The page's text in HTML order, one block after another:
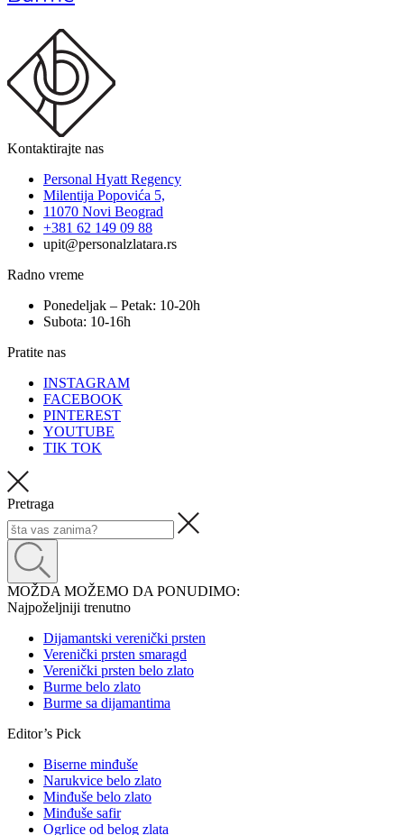
Kontaktirajte nas
Personal Hyatt Regency
Milentija Popovića 5,
11070 Novi Beograd
+381 62 149 09 88
upit@personalzlatara.rs
Radno vreme
Ponedeljak – Petak: 10-20h
Subota: 10-16h
Pratite nas
INSTAGRAM
FACEBOOK
PINTEREST
YOUTUBE
TIK TOK
Pretraga
MOŽDA MOŽEMO DA PONUDIMO:
Najpoželjniji trenutno
Dijamantski verenički prsten
Verenički prsten smaragd
Verenički prsten belo zlato
Burme belo zlato
Burme sa dijamantima
Editor’s Pick
Biserne minđuše
Narukvice belo zlato
Minđuše belo zlato
Minđuše safir
Ogrlice od belog zlata